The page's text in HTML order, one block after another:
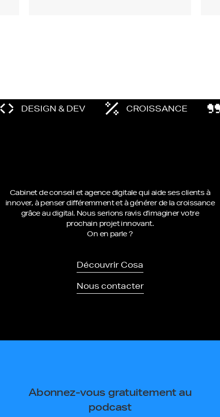
DESIGN & DEV CROISSANCE
Cabinet de conseil et agence digitale qui aide ses clients à
innover, à penser différemment et à générer de la croissance
grâce au digital. Nous serions ravis d’imaginer votre
prochain projet innovant.
On en parle ?
Découvrir Cosa
Nous contacter
Abonnez-vous gratuitement au
podcast